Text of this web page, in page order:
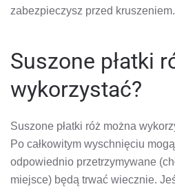
zabezpieczysz przed kruszeniem.
Suszone płatki
wykorzystać?
Suszone płatki róż można
Po całkowitym wyschnięciu
odpowiednio przetrzymywane
miejsce) będą trwać wiecznie.